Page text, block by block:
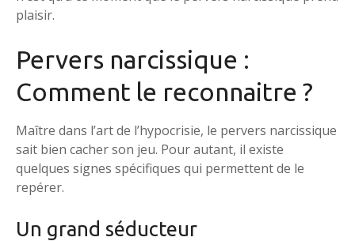
plaisir.
Pervers narcissique :
Comment le reconnaitre ?
Maître dans l’art de l’hypocrisie, le pervers narcissique
sait bien cacher son jeu. Pour autant, il existe
quelques signes spécifiques qui permettent de le
repérer.
Un grand séducteur